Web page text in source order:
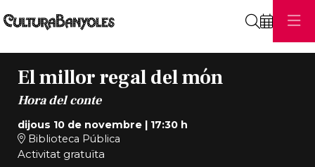
El millor regal del món
Hora del conte
dijous 10 de novembre| 17:30 h
Biblioteca Pública
Activitat gratuïta